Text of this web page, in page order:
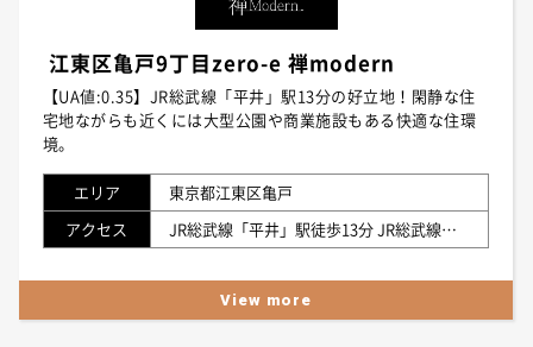
江東区亀戸9丁目zero-e 禅modern
【UA値:0.35】JR総武線「平井」駅13分の好立地！閑静な住
宅地ながらも近くには大型公園や商業施設もある快適な住環
境。
エリア
東京都江東区亀戸
アクセス
JR総武線「平井」駅徒歩13分 JR総武線「亀戸」駅徒歩18分 東武亀戸線「亀戸水神」駅徒歩9分
View more